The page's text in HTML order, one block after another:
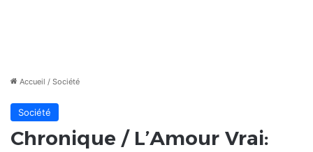
Accueil / Société
Société
Chronique / L’Amour Vrai: